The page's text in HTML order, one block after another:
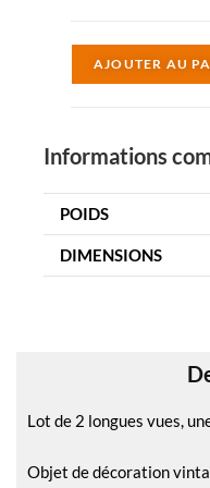
AJOUTER AU
Informations
POIDS
DIMENSIONS
Lot de 2 longues vues,
Objet de décoration